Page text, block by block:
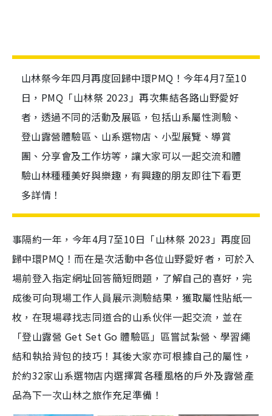
山林祭今年四月再度回歸中環PMQ！今年4月7至10
日，PMQ「山林祭 2023」再次集結各路山野愛好
者，透過不同的活動及展區，包括山系屬性測驗、
登山露營體驗區、山系選物店、小型展覽、導賞
團、分享會及工作坊等，讓大家可以一起交流和體
驗山林種種美好與樂趣，有興趣的朋友即往下看更
多詳情！
事隔約一年，今年4月7至10日「山林祭 2023」再度回
歸中環PMQ！而在是次活動中各位山野愛好者，可於入
場前登入指定網址回答簡短問題，了解自己的喜好，完
成後可向現場工作人員展示測驗結果，獲取屬性貼紙一
枚，在現場尋找志同道合的山系伙伴一起交流，並在
「登山露營 Get Set Go 體驗區」區嘗試紮營、學習繩
結和執拾背包的技巧！其後大家亦可根據自己的屬性，
於約32家山系選物店内選擇賞各種風格的戶外及露營產
品為下一次山林之旅作充足準備！